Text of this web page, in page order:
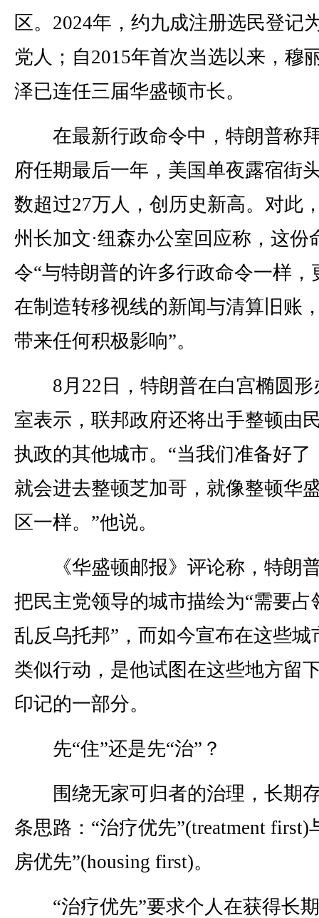
区。2024年，约九成注册选民登记
党人；自2015年首次当选以来，穆
泽已连任三届华盛顿市长。
在最新行政命令中，特朗普称
府任期最后一年，美国单夜露宿街
数超过27万人，创历史新高。对此
州长加文·纽森办公室回应称，这份
令“与特朗普的许多行政命令一样，
在制造转移视线的新闻与清算旧账
带来任何积极影响”。
8月22日，特朗普在白宫椭圆形
室表示，联邦政府还将出手整顿由
执政的其他城市。“当我们准备好了
就会进去整顿芝加哥，就像整顿华
区一样。”他说。
《华盛顿邮报》评论称，特朗
把民主党领导的城市描绘为“需要占
乱反乌托邦”，而如今宣布在这些城
类似行动，是他试图在这些地方留
印记的一部分。
先“住”还是先“治”？
围绕无家可归者的治理，长期
条思路：“治疗优先”(treatment first)
房优先”(housing first)。
“治疗优先”要求个人在获得长